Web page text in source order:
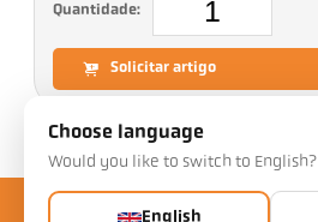
Quantidade:
Solicitar artigo
Choose language
Would you like to switch to English?
English